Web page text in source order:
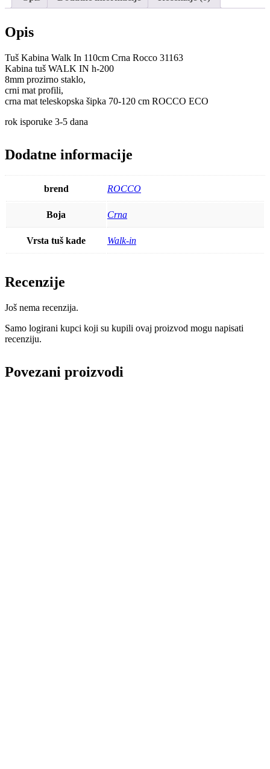
Crna
količina
Opis
Tuš Kabina Walk In 110cm Crna Rocco 31163
Kabina tuš WALK IN h-200
8mm prozirno staklo,
crni mat profili,
crna mat teleskopska šipka 70-120 cm ROCCO ECO
rok isporuke 3-5 dana
Dodatne informacije
brend ROCCO
Boja Crna
Vrsta tuš kade Walk-in
Recenzije
Još nema recenzija.
Samo logirani kupci koji su kupili ovaj proizvod mogu napisati
recenziju.
Povezani proizvodi